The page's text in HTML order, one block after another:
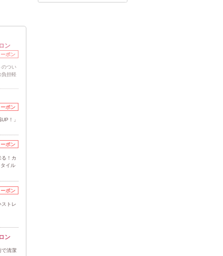
ン
ポン
のつい
負担軽
ポン
！」
ポン
る！カ
イル
ポン
ストレ
ン
で清潔